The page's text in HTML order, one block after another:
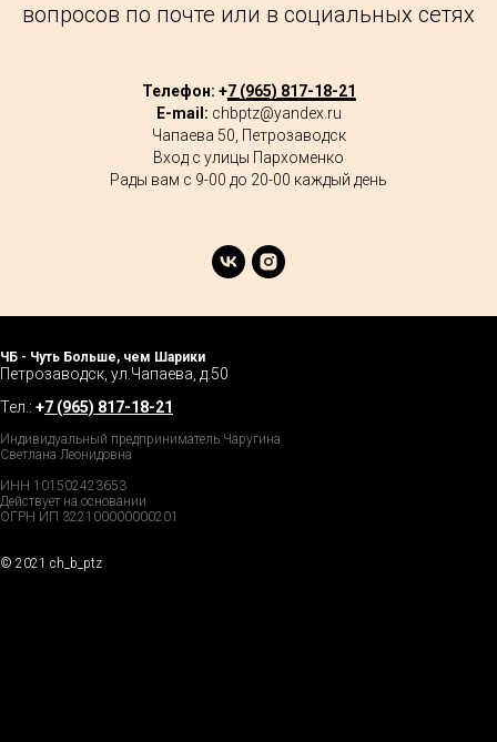
вопросов по почте или в социальных сетях
Телефон: +7 (965) 817-18-21
E-mail: chbptz@yandex.ru
Чапаева 50, Петрозаводск
Вход с улицы Пархоменко
Рады вам с 9-00 до 20-00 каждый день
ЧБ - Чуть Больше, чем Шарики
Петрозаводск, ул.Чапаева, д.50
Тел.: +7 (965) 817-18-21
Индивидуальный предприниматель Чаругина
Светлана Леонидовна
ИНН 101502423653
Действует на основании
ОГРН ИП 322100000000201
© 2021 ch_b_ptz